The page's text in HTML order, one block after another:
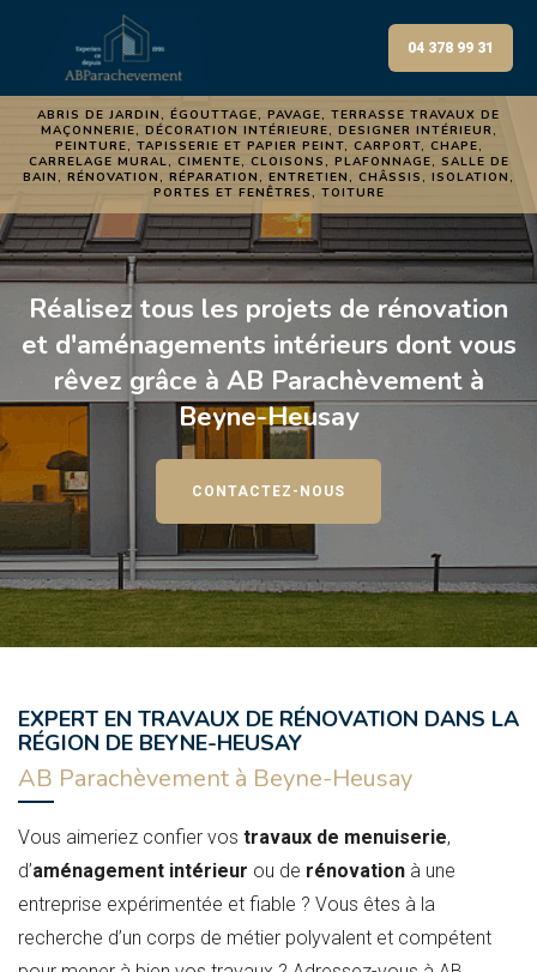
04 378 99 31
ABRIS DE JARDIN, ÉGOUTTAGE, PAVAGE, TERRASSE TRAVAUX DE
MAÇONNERIE, DÉCORATION INTÉRIEURE, DESIGNER INTÉRIEUR,
PEINTURE, TAPISSERIE ET PAPIER PEINT, CARPORT, CHAPE,
CARRELAGE MURAL, CIMENTE, CLOISONS, PLAFONNAGE, SALLE DE
BAIN, RÉNOVATION, RÉPARATION, ENTRETIEN, CHÂSSIS, ISOLATION,
PORTES ET FENÊTRES, TOITURE
Réalisez tous les projets de rénovation
et d'aménagements intérieurs dont vous
rêvez grâce à AB Parachèvement à
Beyne-Heusay
CONTACTEZ-NOUS
EXPERT EN TRAVAUX DE RÉNOVATION DANS LA
RÉGION DE BEYNE-HEUSAY
AB Parachèvement à Beyne-Heusay
Vous aimeriez confier vos travaux de menuiserie,
d’aménagement intérieur ou de rénovation à une
entreprise expérimentée et fiable ? Vous êtes à la
recherche d’un corps de métier polyvalent et compétent